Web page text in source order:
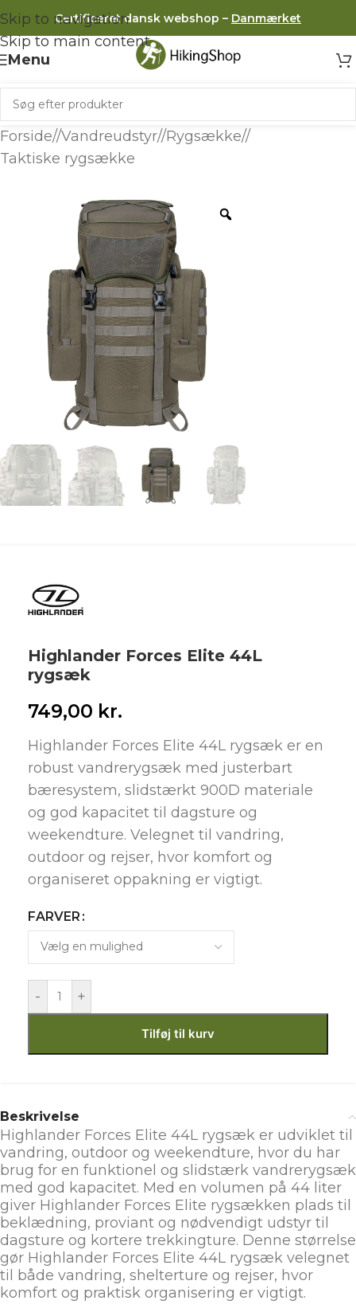
Skip to navigation
Skip to main content
Certificeret dansk webshop – Danmærket
Menu
Forside/ Vandreudstyr/ Rygsække/
Taktiske rygsække
Highlander Forces Elite 44L
rygsæk
749,00 kr.
Highlander Forces Elite 44L rygsæk er en
robust vandrerygsæk med justerbart
bæresystem, slidstærkt 900D materiale
og god kapacitet til dagsture og
weekendture. Velegnet til vandring,
outdoor og rejser, hvor komfort og
organiseret oppakning er vigtigt.
FARVER
- +
Tilføj til kurv
Beskrivelse
Highlander Forces Elite 44L rygsæk er udviklet til
vandring, outdoor og weekendture, hvor du har
brug for en funktionel og slidstærk vandrerygsæk
med god kapacitet. Med en volumen på 44 liter
giver Highlander Forces Elite rygsækken plads til
beklædning, proviant og nødvendigt udstyr til
dagsture og kortere trekkingture. Denne størrelse
gør Highlander Forces Elite 44L rygsæk velegnet
til både vandring, shelterture og rejser, hvor
komfort og praktisk organisering er vigtigt.